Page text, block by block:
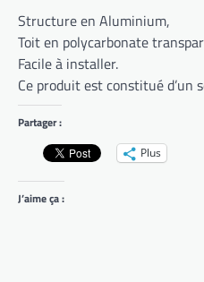
Structure en Aluminium,
Toit en polycarbonate
Facile à installer.
Ce produit est constitué d’un
Partager :
Plus
J’aime ça :